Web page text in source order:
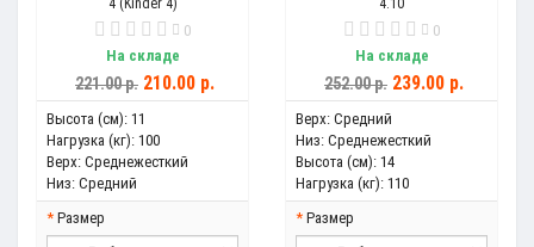
4 (Kinder 4)
0
На складе
221.00 р. 210.00 р.
Высота (см): 11
Нагрузка (кг): 100
Верх: Среднежесткий
Низ: Средний
Размер
4.10
0
На складе
252.00 р. 239.00 р.
Верх: Средний
Низ: Среднежесткий
Высота (см): 14
Нагрузка (кг): 110
Размер